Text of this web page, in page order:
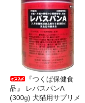
『つくば保健食
品』 レバスパンA
(300g) 犬猫用サプリメ